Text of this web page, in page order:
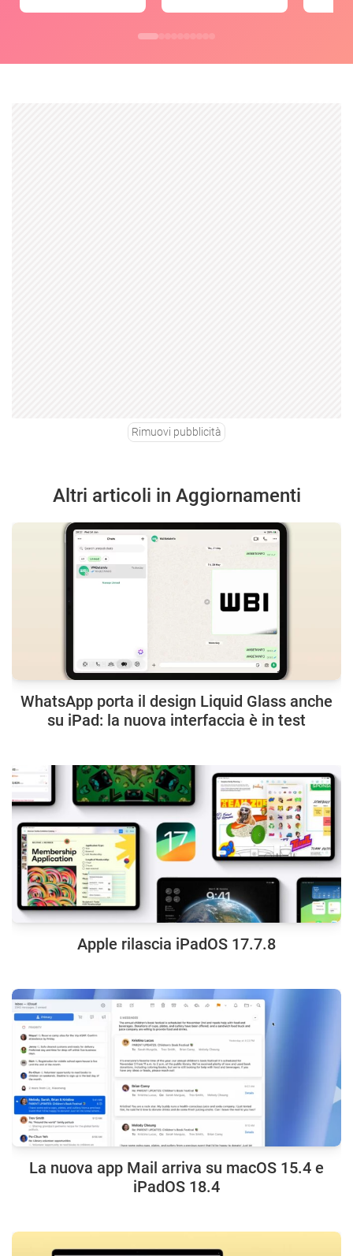
Rimuovi pubblicità
Altri articoli in Aggiornamenti
WhatsApp porta il design Liquid Glass anche
su iPad: la nuova interfaccia è in test
Apple rilascia iPadOS 17.7.8
La nuova app Mail arriva su macOS 15.4 e
iPadOS 18.4